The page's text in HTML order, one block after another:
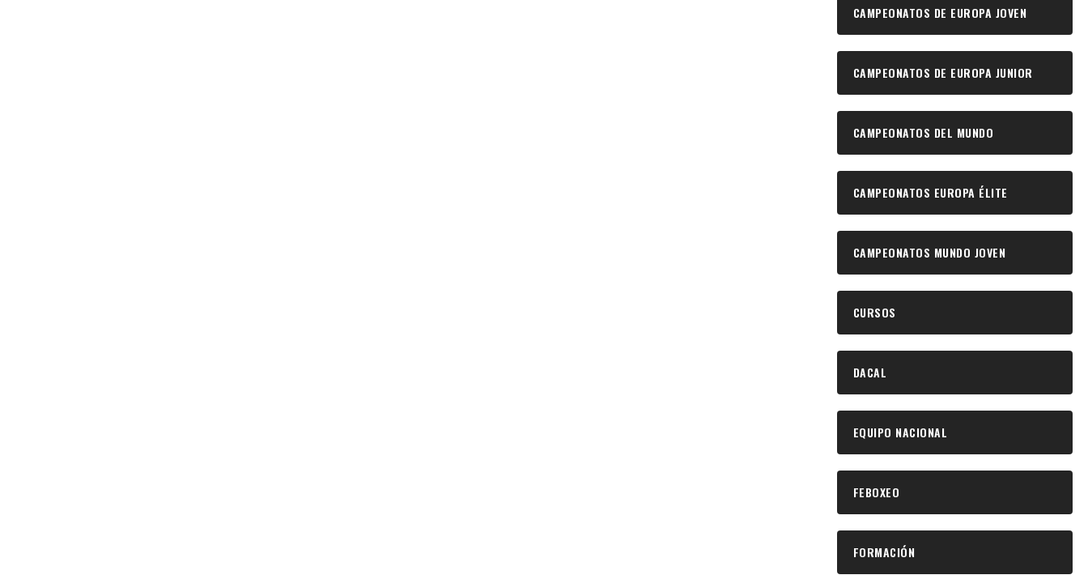
CAMPEONATOS DE EUROPA JOVEN
CAMPEONATOS DE EUROPA JUNIOR
CAMPEONATOS DEL MUNDO
CAMPEONATOS EUROPA ÉLITE
CAMPEONATOS MUNDO JOVEN
CURSOS
DACAL
EQUIPO NACIONAL
FEBOXEO
FORMACIÓN